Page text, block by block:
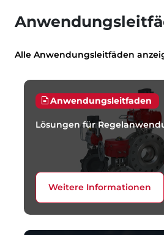
Alle Anwendungsleitfäden
Anwendungsleitfaden
Lösungen für
Weitere Informationen